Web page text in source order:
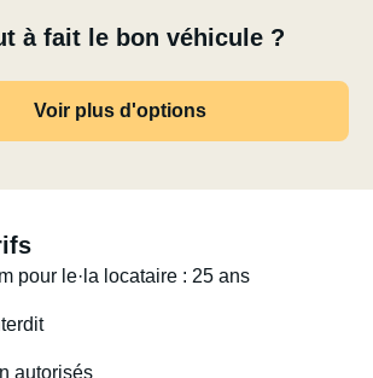
à fait le bon véhicule ?
Voir plus d'options
pour le·la locataire : 25 ans
autorisés